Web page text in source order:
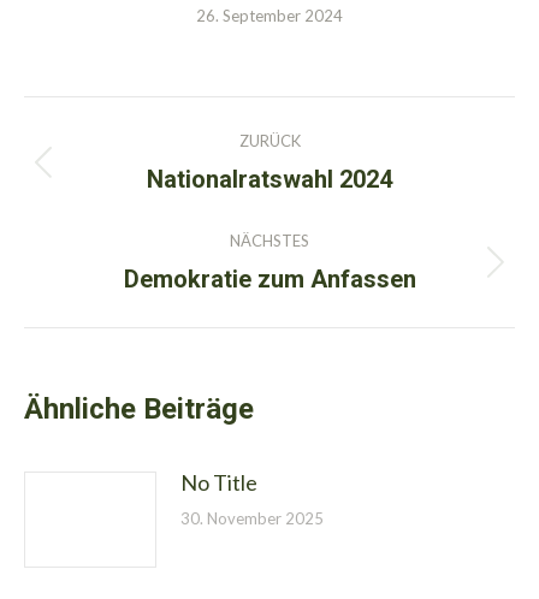
26. September 2024
Kommentarnavigation
ZURÜCK
Vorheriger
Nationalratswahl 2024
NÄCHSTES
Nächster
Demokratie zum Anfassen
Ähnliche Beiträge
No Title
30. November 2025